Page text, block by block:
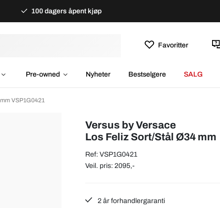
100 dagers åpent kjøp
Favoritter
Pre-owned Nyheter Bestselgere SALG
VSP1G0421
Versus by Versace
Los Feliz Sort/Stål Ø34 mm
Ref: VSP1G0421
Veil. pris: 2095,-
2 år forhandlergaranti